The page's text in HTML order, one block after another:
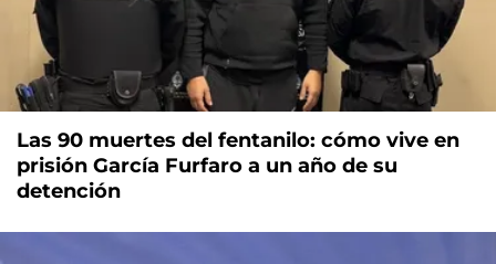
Las 90 muertes del fentanilo: cómo vive en
prisión García Furfaro a un año de su
detención